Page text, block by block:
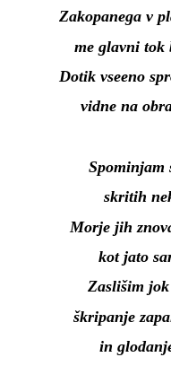
Zakopanega v
me glavni tok
Dotik vseeno
vidne na
Spominjam
skritih
Morje jih
kot jato
Zaslišim jok
škripanje
in